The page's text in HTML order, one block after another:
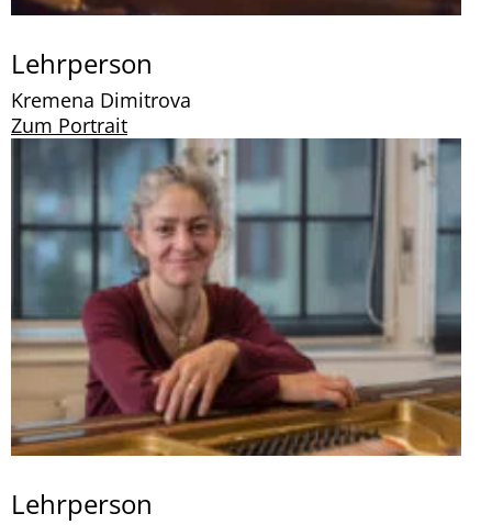
Lehrperson
Kremena Dimitrova
Zum Portrait
Lehrperson